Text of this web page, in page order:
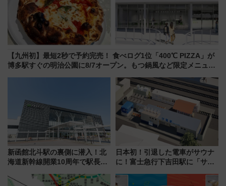
【九州初】最短2秒で予約完売！ 食べログ1位「400℃ PIZZA」が
博多駅すぐの明治公園に8/7オープン。もつ鍋風など限定メニュー
新函館北斗駅の裏側に潜入！北
海道新幹線開業10周年で駅長
ト 参加方法や体験内容を紹介
日本初！引退した電車がサウナ
に！富士急行下吉田駅に「サ電
業 行き交う電車の音や振動を